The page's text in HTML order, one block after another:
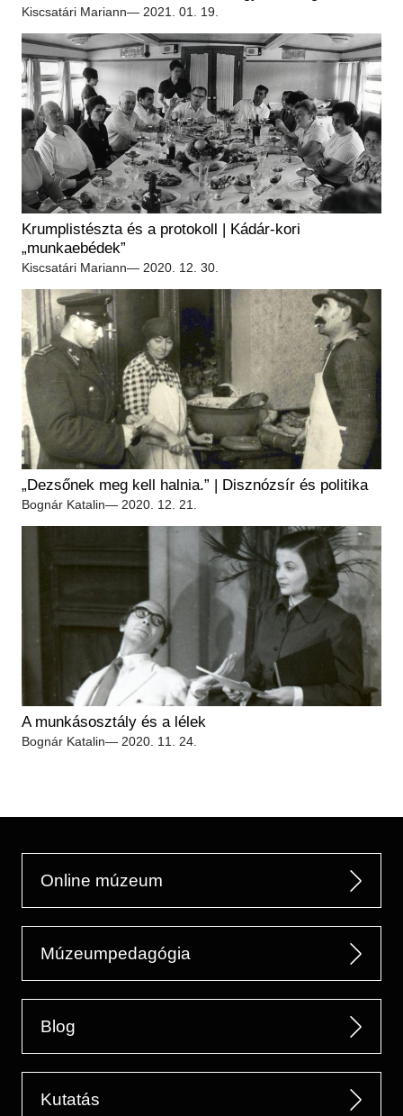
Régészet
Tagintézmények
Felnőttképzés
Közérdekű adatok
Képcsarnok
Történeti Fényképtár
Éremtár
Adattár
Központi Könyvtár
Kiscsatári Mariann— 2021. 01. 19.
Krumplistészta és a protokoll | Kádár-kori
„munkaebédek”
Kiscsatári Mariann— 2020. 12. 30.
„Dezsőnek meg kell halnia.” | Disznózsír és politika
Bognár Katalin— 2020. 12. 21.
A munkásosztály és a lélek
Bognár Katalin— 2020. 11. 24.
Online múzeum
Múzeumpedagógia
Blog
Kutatás